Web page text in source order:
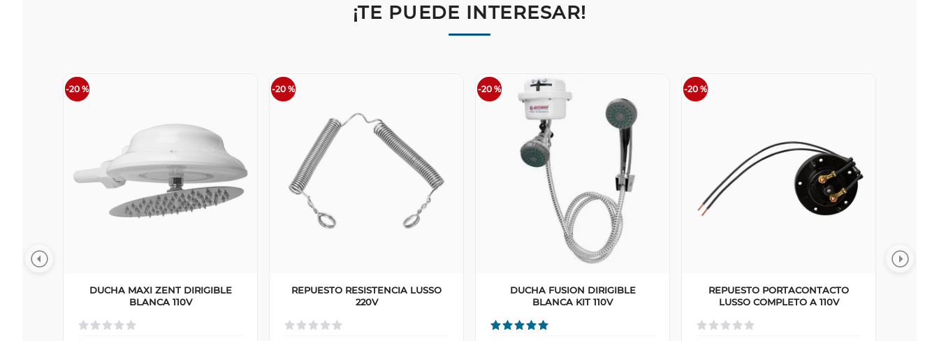
¡TE PUEDE INTERESAR!
-20 %
DUCHA MAXI ZENT DIRIGIBLE
BLANCA 110V
-20 %
REPUESTO RESISTENCIA LUSSO
220V
-20 %
DUCHA FUSION DIRIGIBLE
BLANCA KIT 110V
-20 %
REPUESTO PORTACONTACTO
LUSSO COMPLETO A 110V